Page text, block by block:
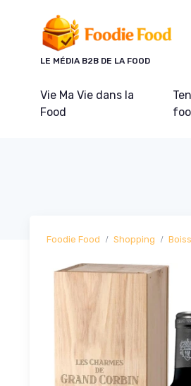
LE MÉDIA B2B DE LA FOOD
Vie Ma Vie dans la
Food
Foodie Food Shopping